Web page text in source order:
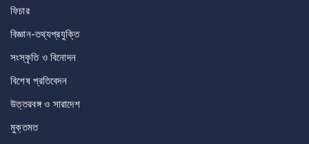
ফিচার
বিজ্ঞান-তথ্যপ্রযুক্তি
সংস্কৃতি ও বিনোদন
বিশেষ প্রতিবেদন
উত্তরবঙ্গ ও সারাদেশ
মুক্তমত